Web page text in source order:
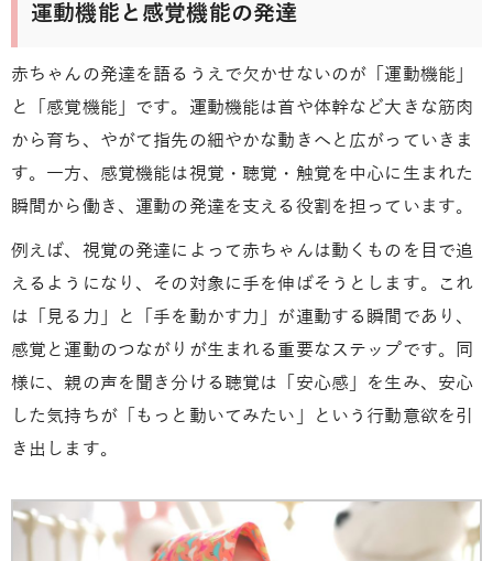
運動機能と感覚機能の発達
赤ちゃんの発達を語るうえで欠かせないのが「運動機能」
と「感覚機能」です。運動機能は首や体幹など大きな筋肉
から育ち、やがて指先の細やかな動きへと広がっていきま
す。一方、感覚機能は視覚・聴覚・触覚を中心に生まれた
瞬間から働き、運動の発達を支える役割を担っています。
例えば、視覚の発達によって赤ちゃんは動くものを目で追
えるようになり、その対象に手を伸ばそうとします。これ
は「見る力」と「手を動かす力」が連動する瞬間であり、
感覚と運動のつながりが生まれる重要なステップです。同
様に、親の声を聞き分ける聴覚は「安心感」を生み、安心
した気持ちが「もっと動いてみたい」という行動意欲を引
き出します。